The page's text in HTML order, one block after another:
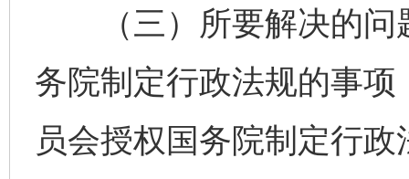
（三）所要解决的问
务院制定行政法规的事
员会授权国务院制定行